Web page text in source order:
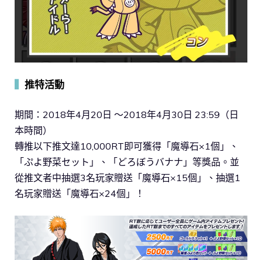
推特活動
期間：2018年4月20日 ～2018年4月30日 23:59（日
本時間）
轉推以下推文達10,000RT即可獲得「魔導石×1個」、
「ぷよ野菜セット」、「どろぼうバナナ」等獎品。並
從推文者中抽選3名玩家贈送「魔導石×15個」、抽選1
名玩家贈送「魔導石×24個」！